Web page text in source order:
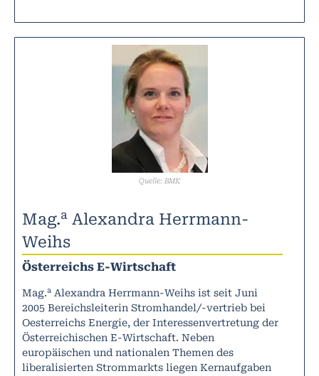
Quelle: BMK
Mag.a Alexandra Herrmann-
Weihs
Österreichs E-Wirtschaft
Mag.a Alexandra Herrmann-Weihs ist seit Juni
2005 Bereichsleiterin Stromhandel/-vertrieb bei
Oesterreichs Energie, der Interessenvertretung der
Österreichischen E-Wirtschaft. Neben
europäischen und nationalen Themen des
liberalisierten Strommarkts liegen Kernaufgaben